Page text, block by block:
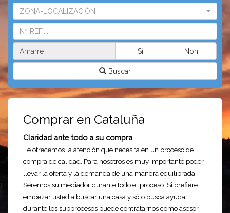
ZONA-LOCALIZACIÓN
Amarre Sí Non
Buscar
Comprar en Cataluña
Claridad ante todo a su compra
Le ofrecemos la atención que necesita en un proceso de
compra de calidad. Para nosotros es muy importante poder
llevar la oferta y la demanda de una manera equilibrada.
Seremos su mediador durante todo el proceso. Si prefiere
empezar usted a buscar una casa y sólo busca ayuda
durante los subprocesos puede contratarnos como asesor.